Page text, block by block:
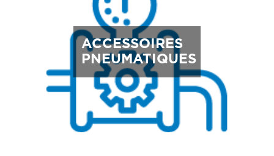
ACCESSOIRES
PNEUMATIQUES